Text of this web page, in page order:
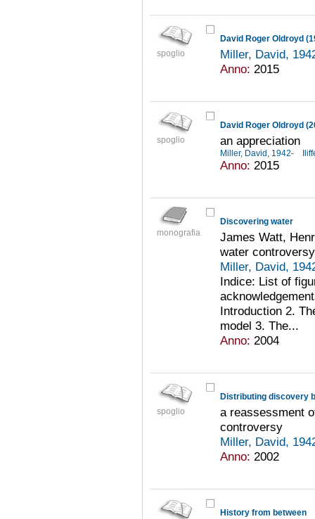
spoglio
David Roger Oldroyd
Miller, David,
Anno: 2015
spoglio
David Roger Oldroyd
an appreciation
Miller, David, 1942-
Anno: 2015
monografia
Discovering water
James Watt,
water controversy
Miller, David,
Indice: List of
Introduction 2.
model 3. The...
Anno: 2004
spoglio
Distributing discovery
a reassessment
controversy
Miller, David,
Anno: 2002
History from between